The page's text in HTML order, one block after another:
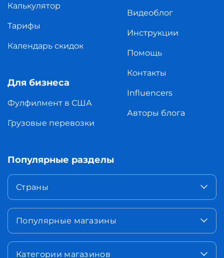
Калькулятор
Тарифы
Календарь скидок
Для бизнеса
Фулфилмент в США
Грузовые перевозки
Видеоблог
Инструкции
Помощь
Контакты
Influencers
Авторы блога
Популярные разделы
Страны
Популярные магазины
Категории магазинов